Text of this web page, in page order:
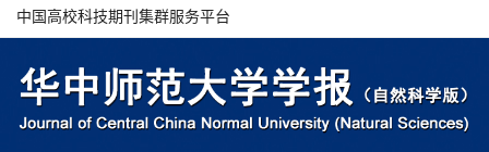
中国高校科技期刊集群服务平台